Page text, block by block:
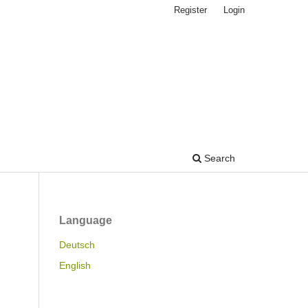
Search
Register Login
Language
Deutsch
English